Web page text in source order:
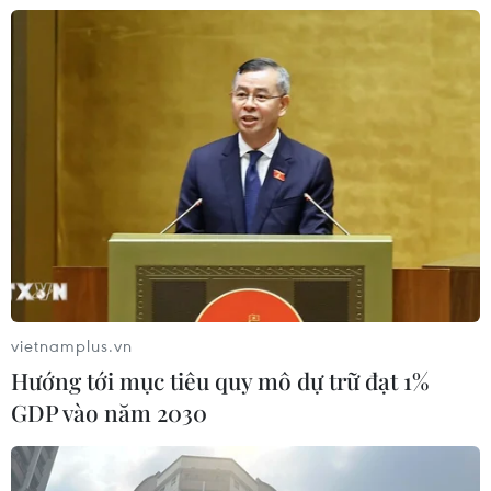
Bộ Y tế : Trên 22% người trưởng
thành thiếu vận động thể lực
TP Hồ Chí Minh đồng hành để trẻ
mắc bệnh hiểm nghèo không lỡ cơ
hội học tập và điều trị
30/07/2026 13:53
Bé trai 7 tuổi được ghép thận xuyên
Việt từ người hiến chết não
30/07/2026 12:52
vietnamplus.vn
Hướng tới mục tiêu quy mô dự trữ đạt 1%
GDP vào năm 2030